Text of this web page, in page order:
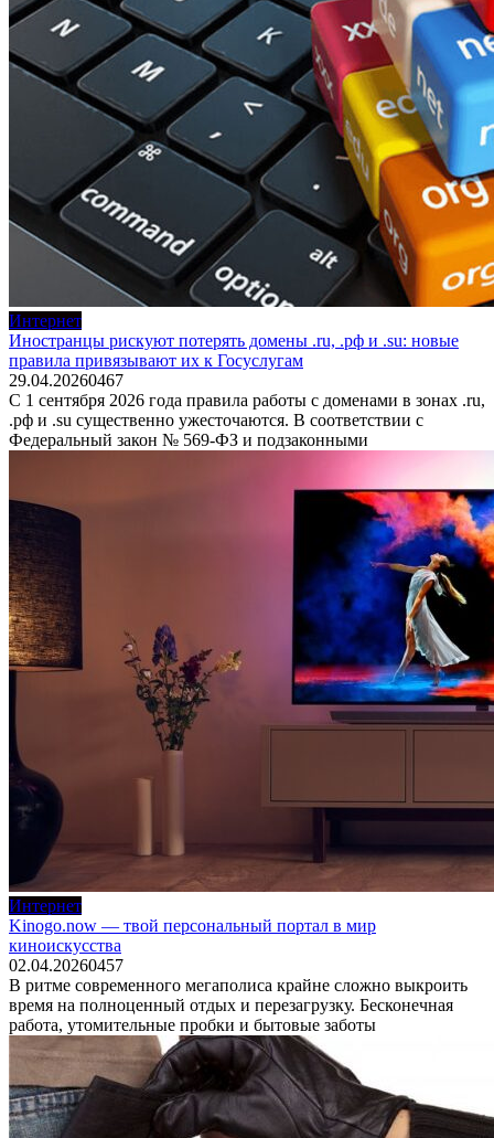
Интернет
Иностранцы рискуют потерять домены .ru, .рф и .su: новые
правила привязывают их к Госуслугам
29.04.20260467
С 1 сентября 2026 года правила работы с доменами в зонах .ru,
.рф и .su существенно ужесточаются. В соответствии с
Федеральный закон № 569-ФЗ и подзаконными
Интернет
Kinogo.now — твой персональный портал в мир
киноискусства
02.04.20260457
В ритме современного мегаполиса крайне сложно выкроить
время на полноценный отдых и перезагрузку. Бесконечная
работа, утомительные пробки и бытовые заботы